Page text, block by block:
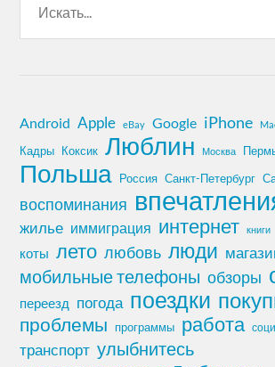
Android Apple eBay Google iPhone
Кадры Коксик Люблин Москва
Польша Россия Санкт-Петербург
воспоминания
жилье иммиграция интернет книги
коты лето любовь люди
мобильные телефоны обзоры
переезд погода поездки
проблемы программы работа
транспорт улыбнитесь